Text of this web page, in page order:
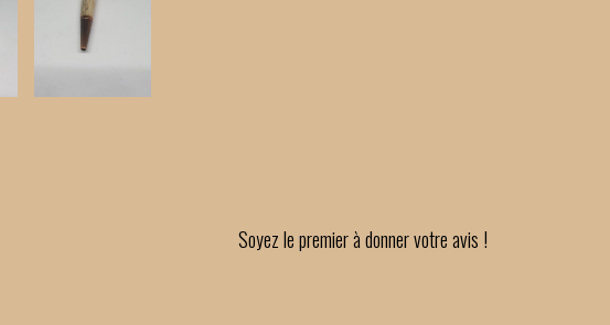
Soyez le premier à donner votre avis !